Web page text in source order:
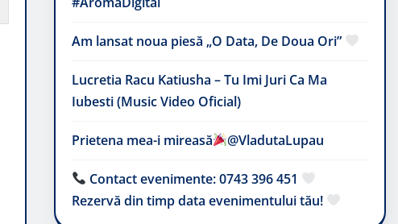
Am lansat noua piesă „O Data, De Doua Ori”
Lucretia Racu Katiusha – Tu Imi Juri Ca Ma
Iubesti (Music Video Oficial)
Prietena mea-i mireasă​ @VladutaLupau
Contact evenimente: 0743 396 451
Rezervă din timp data evenimentului tău!